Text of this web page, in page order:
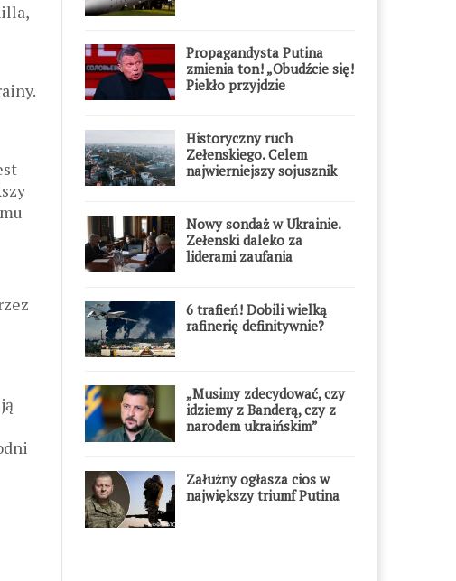
Propagandysta Putina
zmienia ton! „Obudźcie się!
Piekło przyjdzie
Historyczny ruch
Zełenskiego. Celem
najwierniejszy sojusznik
Nowy sondaż w Ukrainie.
Zełenski daleko za
liderami zaufania
6 trafień! Dobili wielką
rafinerię definitywnie?
„Musimy zdecydować, czy
idziemy z Banderą, czy z
narodem ukraińskim”
Załużny ogłasza cios w
największy triumf Putina